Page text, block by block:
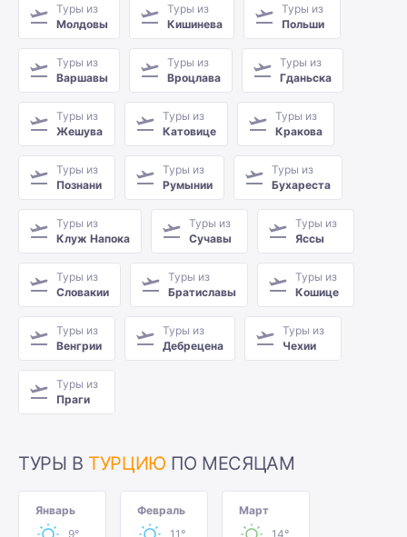
Туры из
Молдовы
Туры из
Кишинева
Туры из
Польши
Туры из
Варшавы
Туры из
Вроцлава
Туры из
Гданьска
Туры из
Жешува
Туры из
Катовице
Туры из
Кракова
Туры из
Познани
Туры из
Румынии
Туры из
Бухареста
Туры из
Клуж Напока
Туры из
Сучавы
Туры из
Яссы
Туры из
Словакии
Туры из
Братиславы
Туры из
Кошице
Туры из
Венгрии
Туры из
Дебрецена
Туры из
Чехии
Туры из
Праги
ТУРЫ В ТУРЦИЮ ПО МЕСЯЦАМ
Январь
9°
Февраль
11°
Март
14°